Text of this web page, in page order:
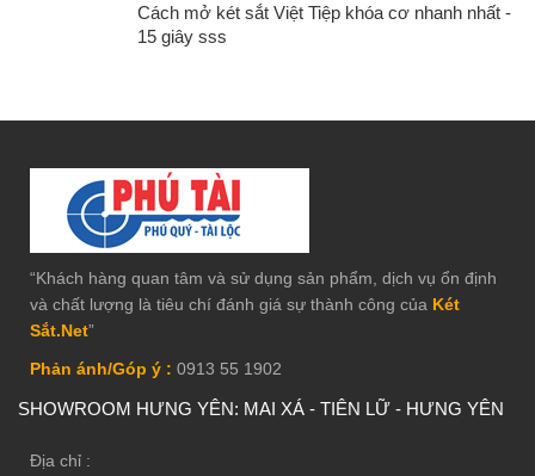
Cách mở két sắt Việt Tiệp khóa cơ nhanh nhất -
15 giây sss
“Khách hàng quan tâm và sử dụng sản phẩm, dịch vụ ổn định
và chất lượng là tiêu chí đánh giá sự thành công của Két
Sắt.Net”
Phản ánh/Góp ý : 0913 55 1902
SHOWROOM HƯNG YÊN: MAI XÁ - TIÊN LỮ - HƯNG YÊN
Địa chỉ :